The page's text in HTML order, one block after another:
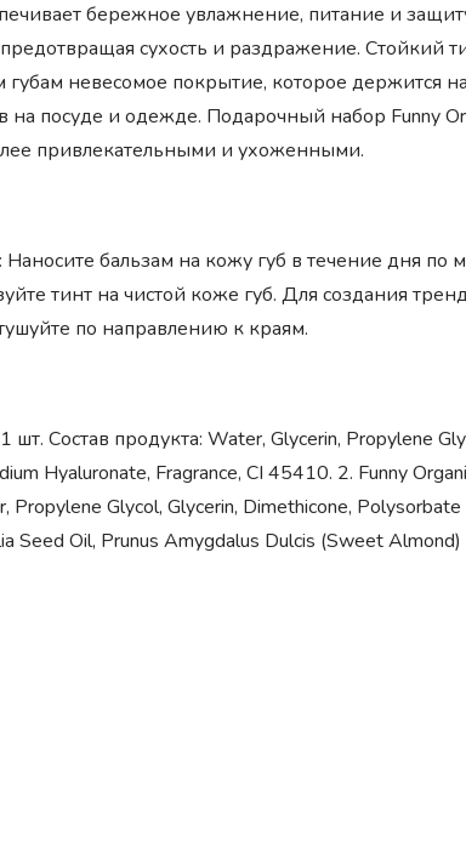
бережное увлажнение, питание и
сухость и раздражение. Стойкий
невесомое покрытие, которое держится
на посуде и одежде. Подарочный набор Funny
привлекательными и ухоженными.
Наносите бальзам на кожу губ в течение дня по
тинт на чистой коже губ. Для создания
по направлению к краям.
Состав продукта: Water, Glycerin, Propylene
Hyaluronate, Fragrance, CI 45410. 2. Funny
Glycol, Glycerin, Dimethicone,
Seed Oil, Prunus Amygdalus Dulcis (Sweet Almond)